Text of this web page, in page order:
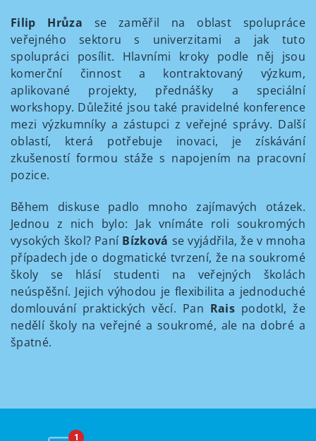
Filip Hrůza se zaměřil na oblast spolupráce
veřejného sektoru s univerzitami a jak tuto
spolupráci posílit. Hlavními kroky podle něj jsou
komerční činnost a kontraktovaný výzkum,
aplikované projekty, přednášky a speciální
workshopy. Důležité jsou také pravidelné konference
mezi výzkumníky a zástupci z veřejné správy. Další
oblastí, která potřebuje inovaci, je získávání
zkušeností formou stáže s napojením na pracovní
pozice.
Během diskuse padlo mnoho zajímavých otázek.
Jednou z nich bylo: Jak vnímáte roli soukromých
vysokých škol? Paní Bízková se vyjádřila, že v mnoha
případech jde o dogmatické tvrzení, že na soukromé
školy se hlásí studenti na veřejných školách
neúspěšní. Jejich výhodou je flexibilita a jednoduché
domlouvání praktických věcí. Pan Rais podotkl, že
nedělí školy na veřejné a soukromé, ale na dobré a
špatné.